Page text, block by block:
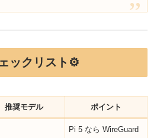
ックリスト⚙️
推奨モデル ポイント
Pi 5 なら WireGuard